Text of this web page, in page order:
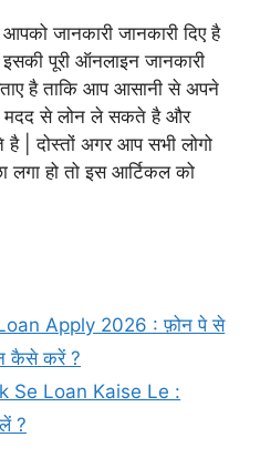
जानकारी जानकारी दिए है
पूरी ऑनलाइन जानकारी
है ताकि आप आसानी से अपने
मदद से लोन ले सकते है और
| दोस्तों अगर आप सभी लोगो
हो तो इस आर्टिकल को
Apply 2026 : फ़ोन पे से
कैसे करें ?
Se Loan Kaise Le :
?